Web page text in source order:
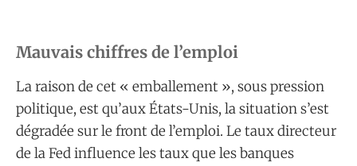
Mauvais chiffres de l’emploi
La raison de cet « emballement », sous pression
politique, est qu’aux États-Unis, la situation s’est
dégradée sur le front de l’emploi. Le taux directeur
de la Fed influence les taux que les banques